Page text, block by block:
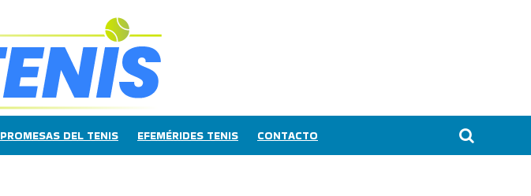
PROMESAS DEL TENIS EFEMÉRIDES TENIS CONTACTO